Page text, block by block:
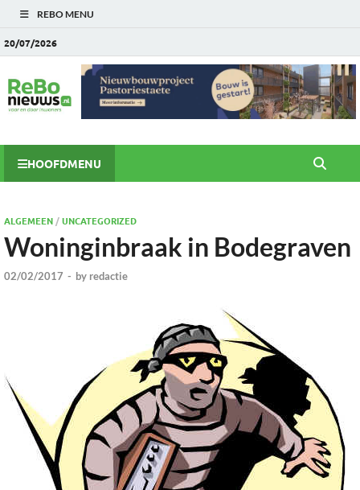
REBO MENU
20/07/2026
HOOFDMENU
ALGEMEEN/UNCATEGORIZED
Woninginbraak in Bodegraven
02/02/2017 - by redactie